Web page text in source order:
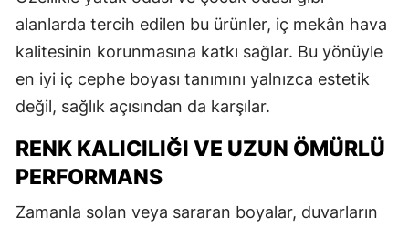
alanlarda tercih edilen bu ürünler, iç mekân hava
kalitesinin korunmasına katkı sağlar. Bu yönüyle
en iyi iç cephe boyası tanımını yalnızca estetik
değil, sağlık açısından da karşılar.
RENK KALICILIĞI VE UZUN ÖMÜRLÜ
PERFORMANS
Zamanla solan veya sararan boyalar, duvarların